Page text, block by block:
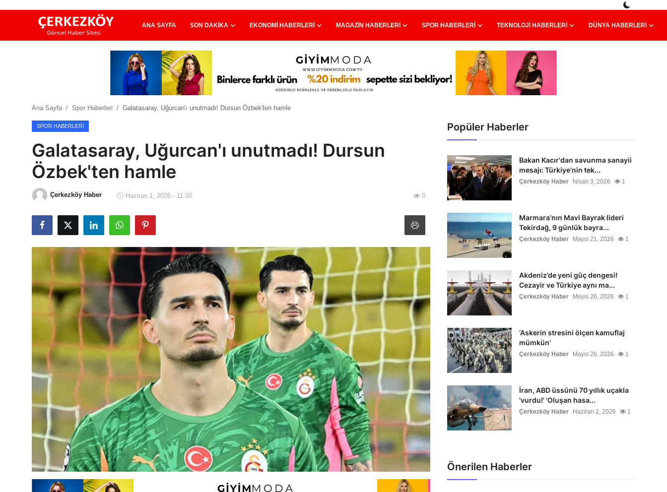
ANA SAYFA SON DAKIKA EKONOMI HABERLERI MAGAZIN HABERLERI SPOR HABERLERI TEKNOLOJI HABERLERI DÜNYA HABERLERI
Ekonomi Haberleri
Spor Haberleri
Teknoloji Haberleri
Çerkezköy
Ana Sayfa Spor Haberleri Galatasaray, Uğurcan'ı unutmadı! Dursun Özbek'ten hamle
SPOR HABERLERI
Galatasaray, Uğurcan'ı unutmadı! Dursun
Özbek'ten hamle
Çerkezköy Haber Haziran 1, 2026 - 11:00 0
Popüler Haberler
Bakan Kacır'dan savunma sanayii
mesajı: Türkiye'nin tek...
Çerkezköy Haber Nisan 3, 2026 1
Marmara’nın Mavi Bayrak lideri
Tekirdağ, 9 günlük bayra...
Çerkezköy Haber Mayıs 21, 2026 1
Akdeniz’de yeni güç dengesi!
Cezayir ve Türkiye aynı ma...
Çerkezköy Haber Mayıs 26, 2026 1
‘Askerin stresini ölçen kamuflaj
mümkün’
Çerkezköy Haber Mayıs 26, 2026 1
İran, ABD üssünü 70 yıllık uçakla
'vurdu!' 'Oluşan hasa...
Çerkezköy Haber Haziran 2, 2026 1
Önerilen Haberler